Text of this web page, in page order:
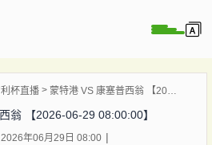
杯直播 蒙特港 VS 康塞普西翁 【2026-06-29 08:00:00】
翁 【2026-06-29 08:00:00】
2026年06月29日 08:00